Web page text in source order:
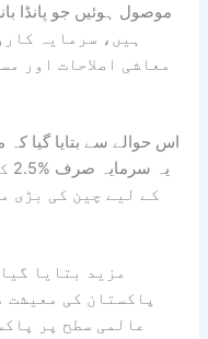
ہیں، سرمایہ
معاشی اصلاحات اور
اس حوالے سے بتایا گیا
کے لیے چین کی بڑی
مزید بتایا
پاکستان کی معیشت
عالمی سطح پر